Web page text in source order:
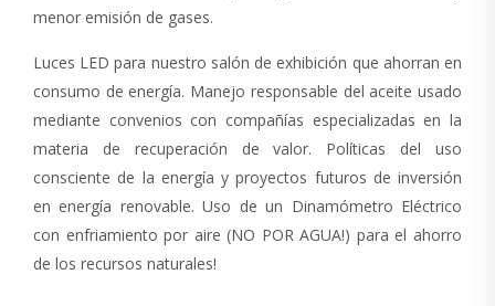
menor emisión de gases.
Luces LED para nuestro salón de exhibición que ahorran en
consumo de energía. Manejo responsable del aceite usado
mediante convenios con compañías especializadas en la
materia de recuperación de valor. Políticas del uso
consciente de la energía y proyectos futuros de inversión
en energía renovable. Uso de un Dinamómetro Eléctrico
con enfriamiento por aire (NO POR AGUA!) para el ahorro
de los recursos naturales!